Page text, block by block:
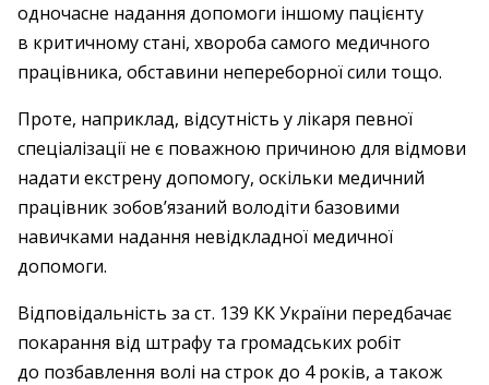
одночасне надання допомоги іншому пацієнту
в критичному стані, хвороба самого медичного
працівника, обставини непереборної сили тощо.
Проте, наприклад, відсутність у лікаря певної
спеціалізації не є поважною причиною для відмови
надати екстрену допомогу, оскільки медичний
працівник зобов’язаний володіти базовими
навичками надання невідкладної медичної
допомоги.
Відповідальність за ст. 139 КК України передбачає
покарання від штрафу та громадських робіт
до позбавлення волі на строк до 4 років, а також